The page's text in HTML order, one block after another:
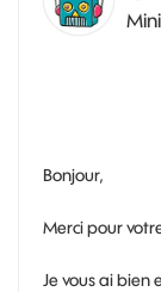
Bonjour,
Merci pour
Je vous ai bien